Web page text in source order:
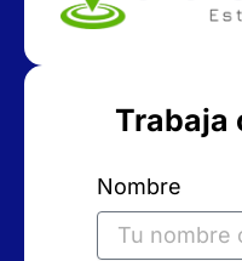
Trabaja
Nombre